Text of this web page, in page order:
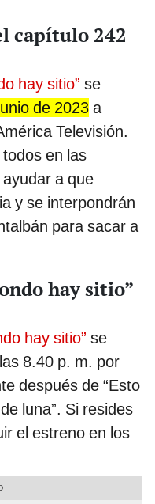
capítulo 242
hay sitio” se
de 2023 a
Televisión.
en las
a que
y se interpondrán
para sacar a
hay sitio”
hay sitio” se
8.40 p. m. por
después de “Esto
luna”. Si resides
el estreno en los